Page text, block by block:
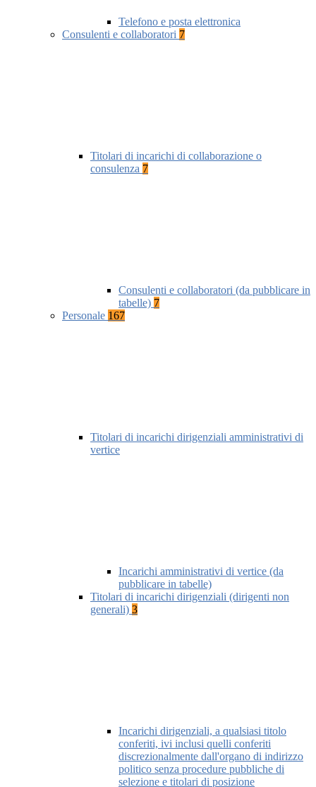
Telefono e posta elettronica
Consulenti e collaboratori 7
Titolari di incarichi di collaborazione o
consulenza 7
Consulenti e collaboratori (da pubblicare in
tabelle) 7
Personale 167
Titolari di incarichi dirigenziali amministrativi di
vertice
Incarichi amministrativi di vertice (da
pubblicare in tabelle)
Titolari di incarichi dirigenziali (dirigenti non
generali) 3
Incarichi dirigenziali, a qualsiasi titolo
conferiti, ivi inclusi quelli conferiti
discrezionalmente dall'organo di indirizzo
politico senza procedure pubbliche di
selezione e titolari di posizione